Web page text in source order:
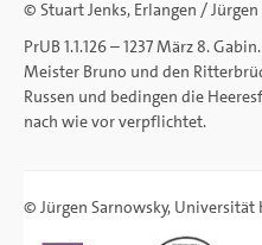
© Stuart Jenks, Erlangen /
PrUB 1.1.126 – 1237 März 8.
Meister Bruno und den
Russen und bedingen die
nach wie vor verpflichtet.
© Jürgen Sarnowsky, Universität